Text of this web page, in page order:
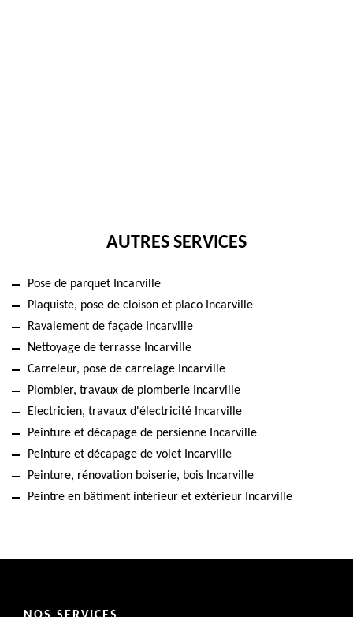
AUTRES SERVICES
Pose de parquet Incarville
Plaquiste, pose de cloison et placo Incarville
Ravalement de façade Incarville
Nettoyage de terrasse Incarville
Carreleur, pose de carrelage Incarville
Plombier, travaux de plomberie Incarville
Electricien, travaux d'électricité Incarville
Peinture et décapage de persienne Incarville
Peinture et décapage de volet Incarville
Peinture, rénovation boiserie, bois Incarville
Peintre en bâtiment intérieur et extérieur Incarville